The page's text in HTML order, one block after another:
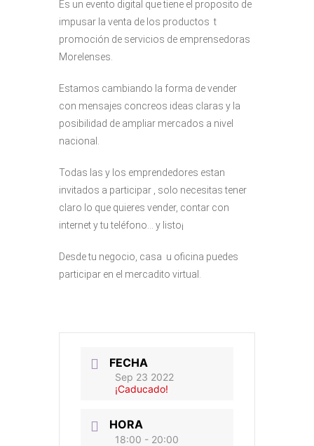
Es un evento digital que tiene el proposito de
impusar la venta de los productos t
promoción de servicios de emprensedoras
Morelenses.
Estamos cambiando la forma de vender
con mensajes concreos ideas claras y la
posibilidad de ampliar mercados a nivel
nacional.
Todas las y los emprendedores estan
invitados a participar , solo necesitas tener
claro lo que quieres vender, contar con
internet y tu teléfono… y listo¡
Desde tu negocio, casa u oficina puedes
participar en el mercadito virtual.
FECHA
Sep 23 2022
¡Caducado!
HORA
18:00 - 20:00